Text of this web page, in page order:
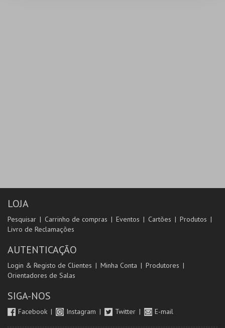
LOJA
Pesquisar Carrinho de compras Eventos Cartões
Produtos
Livro de Reclamações
AUTENTICAÇÃO
Login & Registo de Clientes Minha Conta
Produtores
Orientadores de Salas
SIGA-NOS
Facebook Instagram Twitter E-mail